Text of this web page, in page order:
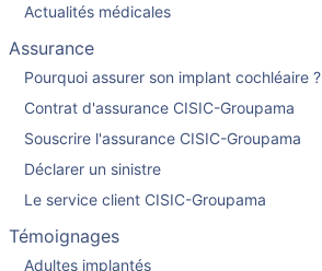
Actualités médicales
Assurance
Pourquoi assurer son implant cochléaire ?
Contrat d'assurance CISIC-Groupama
Souscrire l'assurance CISIC-Groupama
Déclarer un sinistre
Le service client CISIC-Groupama
Témoignages
Adultes implantés